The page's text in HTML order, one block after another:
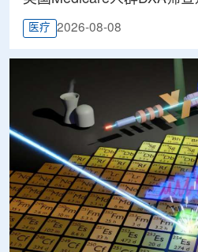
医疗 2026-08-08